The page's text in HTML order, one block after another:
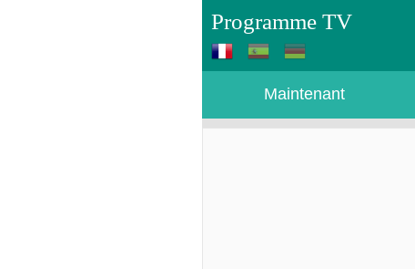
Programme TV
Maintenant